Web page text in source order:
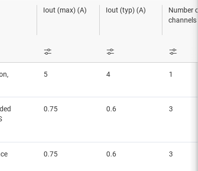
y drivers láser
Number
channels
Iout (max) (A) Iout (typ) (A)
5 4 1
0.75 0.6 3
0.75 0.6 3